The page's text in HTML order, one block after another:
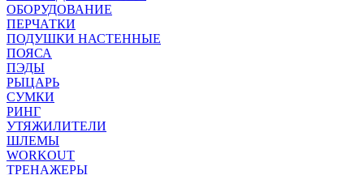
ОБОРУДОВАНИЕ
ПЕРЧАТКИ
ПОДУШКИ НАСТЕННЫЕ
ПОЯСА
ПЭДЫ
РЫЦАРЬ
СУМКИ
РИНГ
УТЯЖИЛИТЕЛИ
ШЛЕМЫ
WORKOUT
ТРЕНАЖЕРЫ